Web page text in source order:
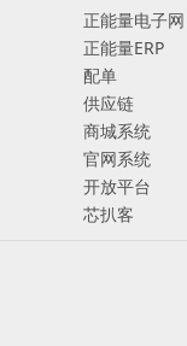
正能量电子网
正能量ERP
配单
供应链
商城系统
官网系统
开放平台
芯扒客